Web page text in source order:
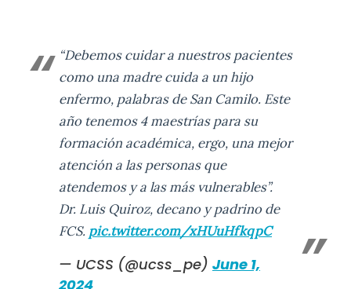
“Debemos cuidar a nuestros pacientes
como una madre cuida a un hijo
enfermo, palabras de San Camilo. Este
año tenemos 4 maestrías para su
formación académica, ergo, una mejor
atención a las personas que
atendemos y a las más vulnerables”.
Dr. Luis Quiroz, decano y padrino de
FCS. pic.twitter.com/xHUuHfkqpC
— UCSS (@ucss_pe) June 1,
2024